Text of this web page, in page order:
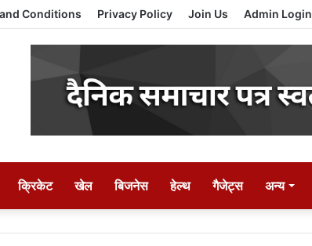
Conditions Privacy Policy Join Us Admin Login
क्रिकेट खेल बिजनेस हेल्थ गैजेट्स अन्य